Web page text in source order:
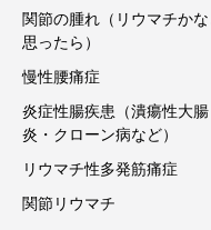
関節の腫れ（リウマチかな
思ったら）
慢性腰痛症
炎症性腸疾患（潰瘍性大腸
炎・クローン病など）
リウマチ性多発筋痛症
関節リウマチ